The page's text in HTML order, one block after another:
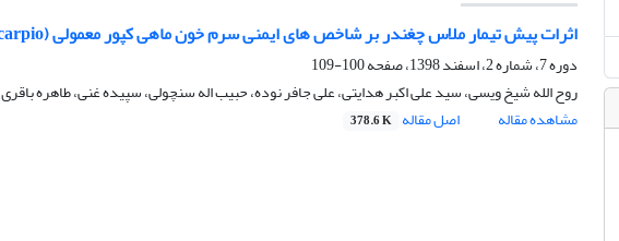
اثرات پیش تیمار ملاس چغندر بر شاخص های ایمنی سرم خون ماهی کپور معمولی (Cyprinus carpio) در مواجهه با نانوذره آهن
دوره 7، شماره 2، اسفند 1398، صفحه
100-109
روح الله شیخ ویسی، سید علی اکبر هدایتی، علی جافر نوده، حبیب اله سنچولی، سپیده غنی، طاهره باقری
مشاهده مقاله
اصل مقاله 378.6 K